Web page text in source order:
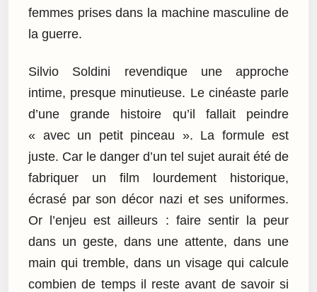
femmes prises dans la machine masculine de
la guerre.
Silvio Soldini revendique une approche
intime, presque minutieuse. Le cinéaste parle
d’une grande histoire qu’il fallait peindre
« avec un petit pinceau ». La formule est
juste. Car le danger d’un tel sujet aurait été de
fabriquer un film lourdement historique,
écrasé par son décor nazi et ses uniformes.
Or l’enjeu est ailleurs : faire sentir la peur
dans un geste, dans une attente, dans une
main qui tremble, dans un visage qui calcule
combien de temps il reste avant de savoir si